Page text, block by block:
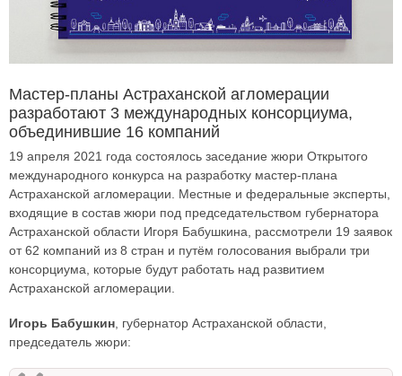
Мастер-планы Астраханской агломерации
разработают 3 международных консорциума,
объединившие 16 компаний
19 апреля 2021 года состоялось заседание жюри Открытого
международного конкурса на разработку мастер-плана
Астраханской агломерации. Местные и федеральные эксперты,
входящие в состав жюри под председательством губернатора
Астраханской области Игоря Бабушкина, рассмотрели 19 заявок
от 62 компаний из 8 стран и путём голосования выбрали три
консорциума, которые будут работать над развитием
Астраханской агломерации.
Игорь Бабушкин , губернатор Астраханской области,
председатель жюри: